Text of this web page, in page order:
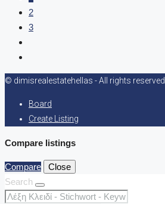
2
3
© dimisrealestatehellas - All rights reserved
Board
Create Listing
Compare listings
Compare
Close
Search